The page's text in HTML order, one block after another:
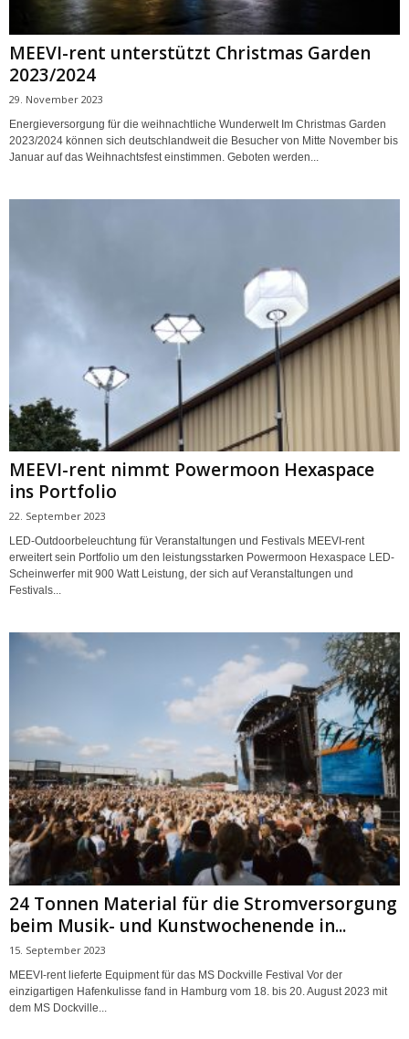
MEEVI-rent unterstützt Christmas Garden
2023/2024
29. November 2023
Energieversorgung für die weihnachtliche Wunderwelt Im Christmas Garden
2023/2024 können sich deutschlandweit die Besucher von Mitte November bis
Januar auf das Weihnachtsfest einstimmen. Geboten werden...
MEEVI-rent nimmt Powermoon Hexaspace
ins Portfolio
22. September 2023
LED-Outdoorbeleuchtung für Veranstaltungen und Festivals MEEVI-rent
erweitert sein Portfolio um den leistungsstarken Powermoon Hexaspace LED-
Scheinwerfer mit 900 Watt Leistung, der sich auf Veranstaltungen und
Festivals...
24 Tonnen Material für die Stromversorgung
beim Musik- und Kunstwochenende in...
15. September 2023
MEEVI-rent lieferte Equipment für das MS Dockville Festival Vor der
einzigartigen Hafenkulisse fand in Hamburg vom 18. bis 20. August 2023 mit
dem MS Dockville...